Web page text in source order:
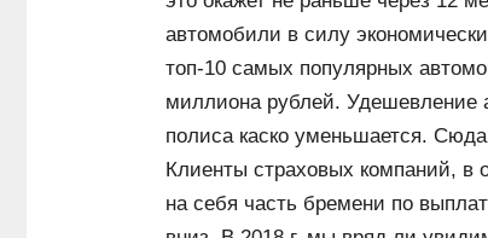
автомобили в силу
топ-10 самых популярных
миллиона рублей. Удешевление
полиса каско уменьшается.
Клиенты страховых компаний, в
на себя часть бремени по